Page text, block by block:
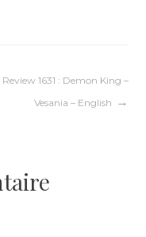
Review 1631 : Demon King –
Vesania – English